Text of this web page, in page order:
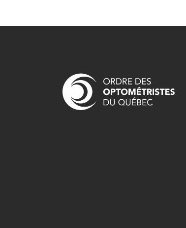
Navigation
principale